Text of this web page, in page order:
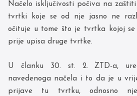
Načelo isključivosti počiva na
tvrtki koje se od nje jasno ne
očituje u tome što je tvrtka kojoj
prije upisa druge tvrtke.
U članku 30. st. 2. ZTD-a,
navedenoga načela i to da je u
prijave tu tvrtku, odnosno